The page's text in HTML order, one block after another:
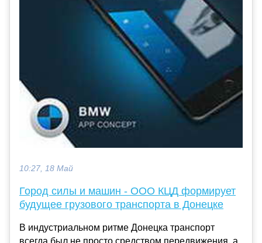
10:27, 18 Май
Город силы и машин - ООО КЦД формирует
будущее грузового транспорта в Донецке
В индустриальном ритме Донецка транспорт
всегда был не просто средством передвижения, а